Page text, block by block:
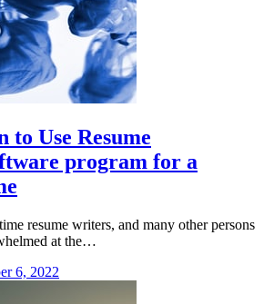
to Use Resume
program for a
resume writers, and many other persons
at the…
6, 2022